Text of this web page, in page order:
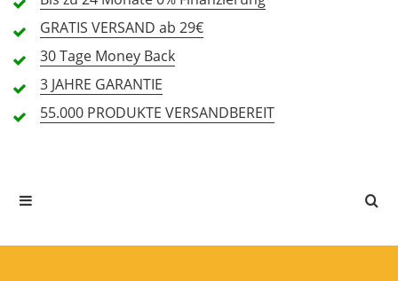
2 Rezensionen
5 Sterne
4 Sterne
3 Sterne
GRATIS VERSAND ab 29€
30 Tage Money Back
3 JAHRE GARANTIE
55.000 PRODUKTE VERSANDBEREIT